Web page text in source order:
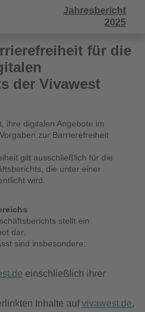
Jahresbericht
2025
für die
der Vivawest
ihre digitalen Angebote im
zur Barrierefreiheit
gilt ausschließlich für die
die unter einer
wird.
stellt ein
dar.
sind insbesondere:
einschließlich ihrer
Inhalte aufvivawest.de,